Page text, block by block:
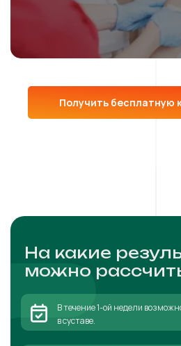
Получить бесплатную
На какие
можно
В течение 1-ой недели
в суставе.